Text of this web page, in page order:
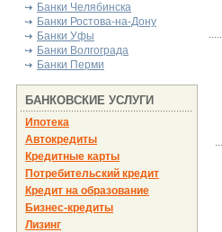
Банки Челябинска
Банки Ростова-на-Дону
Банки Уфы
Банки Волгограда
Банки Перми
БАНКОВСКИЕ УСЛУГИ
Ипотека
Автокредиты
Кредитные карты
Потребительский кредит
Кредит на образование
Бизнес-кредиты
Лизинг